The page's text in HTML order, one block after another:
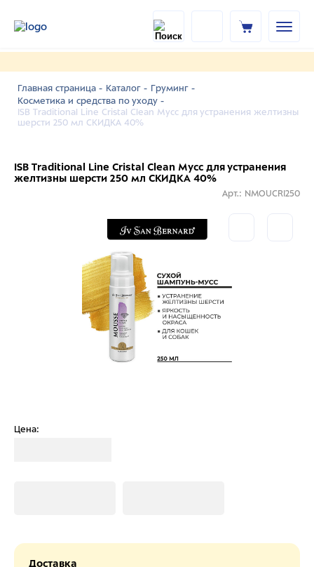
Главная страница - Каталог - Груминг -
Косметика и средства по уходу -
ISB Traditional Line Cristal Clean Мусс для устранения желтизны
шерсти 250 мл СКИДКА 40%
ISB Traditional Line Cristal Clean Мусс для устранения
желтизны шерсти 250 мл СКИДКА 40%
Арт.: NMOUCRI250
Цена:
Доставка